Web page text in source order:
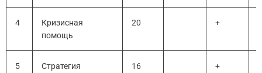
4
Кризисная
помощь
20 +
5
Стратегия
16 +